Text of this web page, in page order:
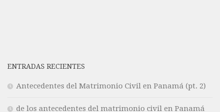
ENTRADAS RECIENTES
Antecedentes del Matrimonio Civil en Panamá (pt. 2)
de los antecedentes del matrimonio civil en Panamá